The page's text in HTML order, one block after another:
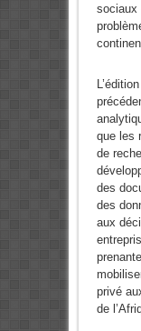
sociaux
que les
de
des
des
aux
privé
de